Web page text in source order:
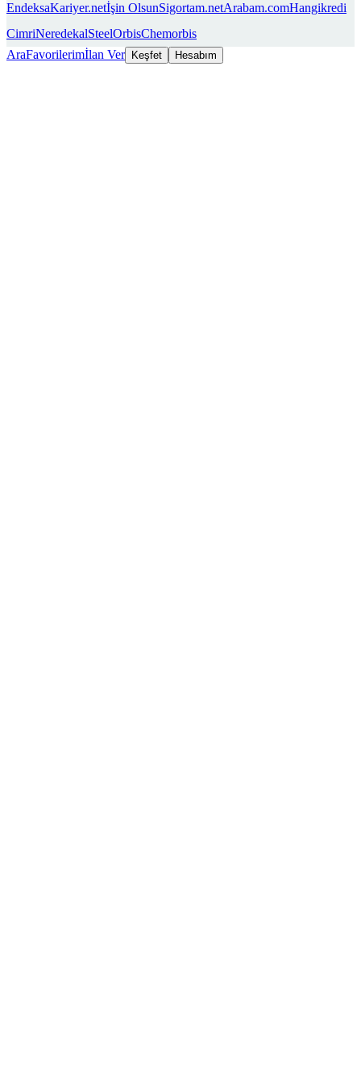
EndeksaKariyer.netİşin OlsunSigortam.netArabam.comHangikredi
CimriNeredekalSteelOrbisChemorbis
AraFavorilerimİlan Ver Keşfet Hesabım